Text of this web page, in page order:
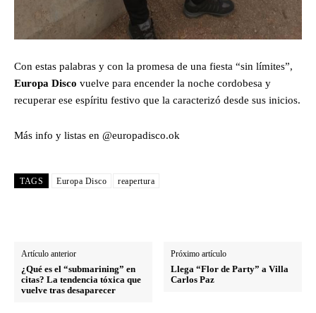
Con estas palabras y con la promesa de una fiesta “sin límites”,
Europa Disco vuelve para encender la noche cordobesa y
recuperar ese espíritu festivo que la caracterizó desde sus inicios.
Más info y listas en @europadisco.ok
TAGS Europa Disco reapertura
Artículo anterior
¿Qué es el “submarining” en
citas? La tendencia tóxica que
vuelve tras desaparecer
Próximo artículo
Llega “Flor de Party” a Villa
Carlos Paz